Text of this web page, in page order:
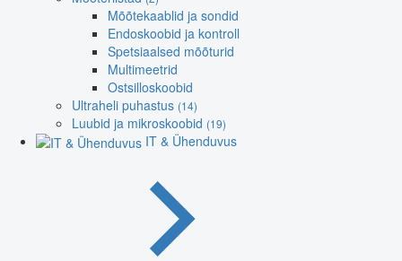
Mõõtekaablid ja sondid
Endoskoobid ja kontroll
Spetsiaalsed mõõturid
Multimeetrid
Ostsilloskoobid
Ultraheli puhastus (14)
Luubid ja mikroskoobid (19)
IT & Ühenduvus